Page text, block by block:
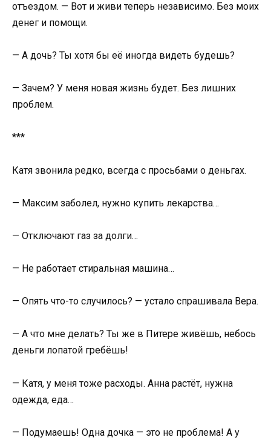
отъездом. — Вот и живи теперь независимо. Без моих
денег и помощи.
— А дочь? Ты хотя бы её иногда видеть будешь?
— Зачем? У меня новая жизнь будет. Без лишних
проблем.
***
Катя звонила редко, всегда с просьбами о деньгах.
— Максим заболел, нужно купить лекарства…
— Отключают газ за долги…
— Не работает стиральная машина…
— Опять что-то случилось? — устало спрашивала Вера.
— А что мне делать? Ты же в Питере живёшь, небось
деньги лопатой гребёшь!
— Катя, у меня тоже расходы. Анна растёт, нужна
одежда, еда…
— Подумаешь! Одна дочка — это не проблема! А у